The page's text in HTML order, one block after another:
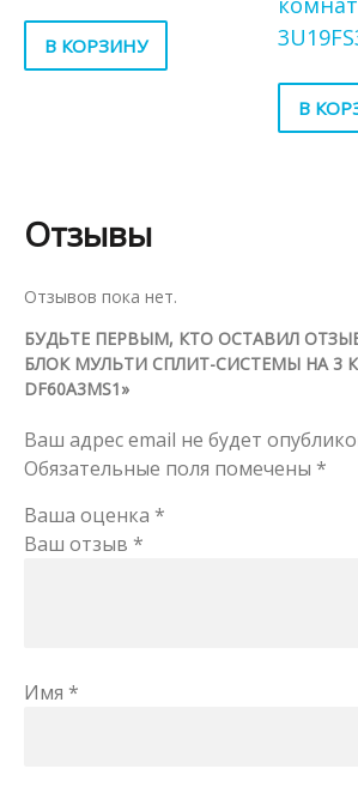
В КОРЗИНУ
В
Отзывы
Отзывов пока нет.
БУДЬТЕ ПЕРВЫМ, КТО ОСТАВИЛ
БЛОК МУЛЬТИ СПЛИТ-СИСТЕМЫ НА 3
DF60A3MS1»
Ваш адрес email не будет
Обязательные поля помечены *
Ваша оценка *
Ваш отзыв *
Имя *